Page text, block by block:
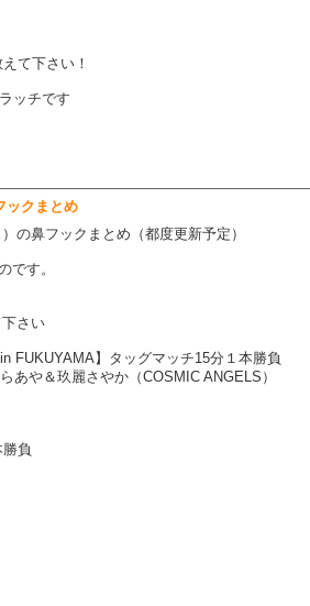
て下さい！
ッチです
ックまとめ
の鼻フックまとめ（都度更新予定）
です。
さい
in FUKUYAMA】タッグマッチ15分１本勝
あや＆玖麗さやか（COSMIC ANGELS）
負